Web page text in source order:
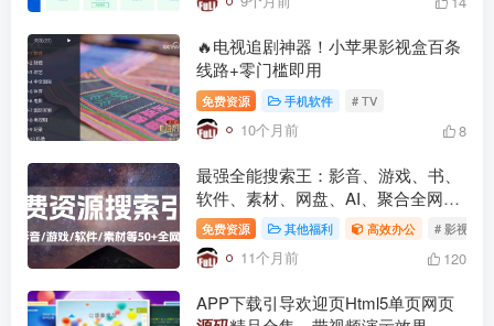
🔥电视追剧神器！小苹果影视盒百条
线路+零门槛即用
免费资源 手机软件 # TV
10个月前 8
最强全能搜索王：影音、游戏、书、
软件、素材、网盘、AI、聚合全网优
质资源垂直搜索引擎
免费资源 其他福利 高效办公 # 影视
11个月前 120
APP下载引导欢迎页Html5单页网页